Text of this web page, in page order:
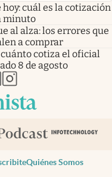
cuál es la cotización
minuto
al alza: los errores que
a comprar
cuánto cotiza el oficial
8 de agosto
pestañapestaña
en nueva pestaña
abre en nueva pestaña
abre en nueva pestaña
Quiénes Somos